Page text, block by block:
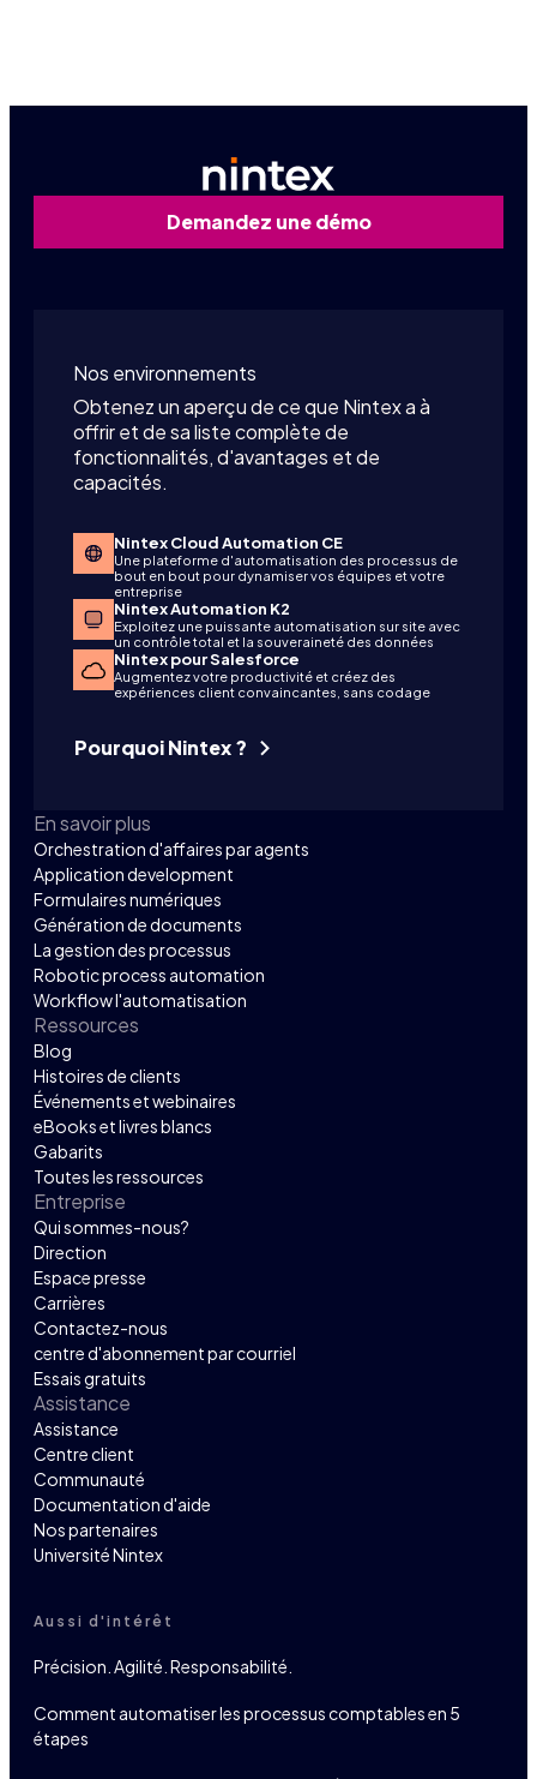
Demandez une démo
Nos environnements
Obtenez un aperçu de ce que Nintex a à
offrir et de sa liste complète de
fonctionnalités, d'avantages et de
capacités.
Nintex Cloud Automation CE
Une plateforme d'automatisation des processus de
bout en bout pour dynamiser vos équipes et votre
entreprise
Nintex Automation K2
Exploitez une puissante automatisation sur site avec
un contrôle total et la souveraineté des données
Nintex pour Salesforce
Augmentez votre productivité et créez des
expériences client convaincantes, sans codage
Pourquoi Nintex ?
En savoir plus
Orchestration d'affaires par agents
Application development
Formulaires numériques
Génération de documents
La gestion des processus
Robotic process automation
Workflow l'automatisation
Ressources
Blog
Histoires de clients
Événements et webinaires
eBooks et livres blancs
Gabarits
Toutes les ressources
Entreprise
Qui sommes-nous?
Direction
Espace presse
Carrières
Contactez-nous
centre d'abonnement par courriel
Essais gratuits
Assistance
Assistance
Centre client
Communauté
Documentation d'aide
Nos partenaires
Université Nintex
Aussi d'intérêt
Précision. Agilité. Responsabilité.
Comment automatiser les processus comptables en 5
étapes